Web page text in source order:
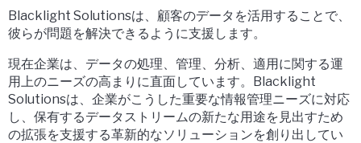
Blacklight Solutionsは、顧客のデータを活用することで、
彼らが問題を解決できるように支援します。
現在企業は、データの処理、管理、分析、適用に関する運
用上のニーズの高まりに直面しています。Blacklight
Solutionsは、企業がこうした重要な情報管理ニーズに対応
し、保有するデータストリームの新たな用途を見出すため
の拡張を支援する革新的なソリューションを創り出してい